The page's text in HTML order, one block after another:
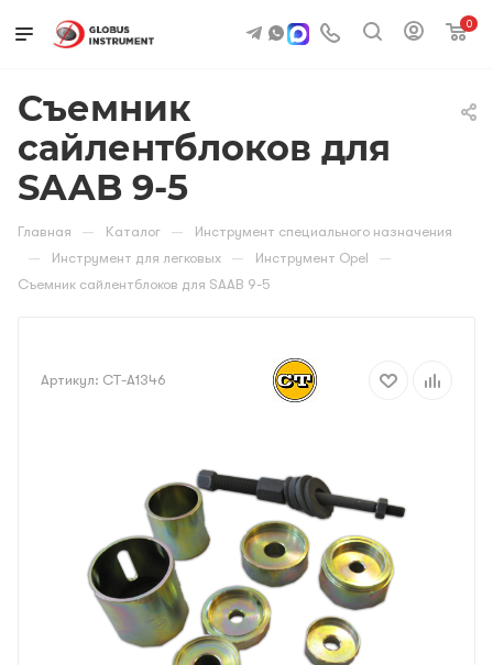
0
Съемник
сайлентблоков для
SAAB 9-5
Главная — Каталог — Инструмент специального назначения
— Инструмент для легковых — Инструмент Opel —
Съемник сайлентблоков для SAAB 9-5
Артикул: CT-A1346